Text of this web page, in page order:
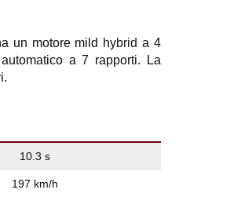
un motore mild hybrid a 4
a 7 rapporti. La
10.3 s
197 km/h